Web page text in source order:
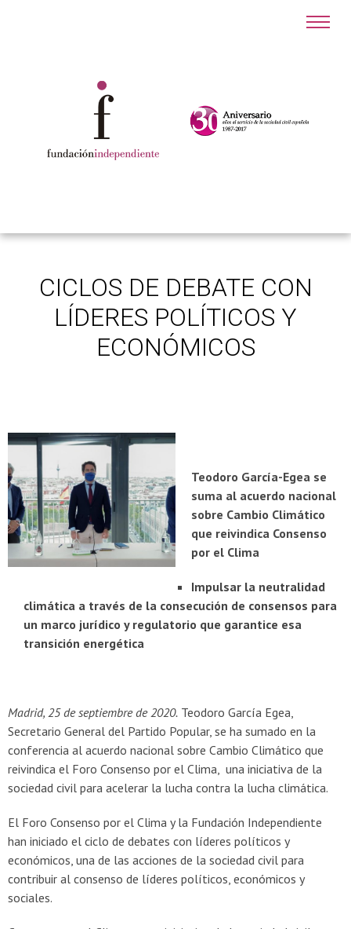
CICLOS DE DEBATE CON
LÍDERES POLÍTICOS Y
ECONÓMICOS
Teodoro García-Egea se
suma al acuerdo nacional
sobre Cambio Climático
que reivindica Consenso
por el Clima
Impulsar la neutralidad
climática a través de la consecución de consensos para
un marco jurídico y regulatorio que garantice esa
transición energética
Madrid, 25 de septiembre de 2020. Teodoro García Egea,
Secretario General del Partido Popular, se ha sumado en la
conferencia al acuerdo nacional sobre Cambio Climático que
reivindica el Foro Consenso por el Clima, una iniciativa de la
sociedad civil para acelerar la lucha contra la lucha climática.
El Foro Consenso por el Clima y la Fundación Independiente
han iniciado el ciclo de debates con líderes políticos y
económicos, una de las acciones de la sociedad civil para
contribuir al consenso de líderes políticos, económicos y
sociales.